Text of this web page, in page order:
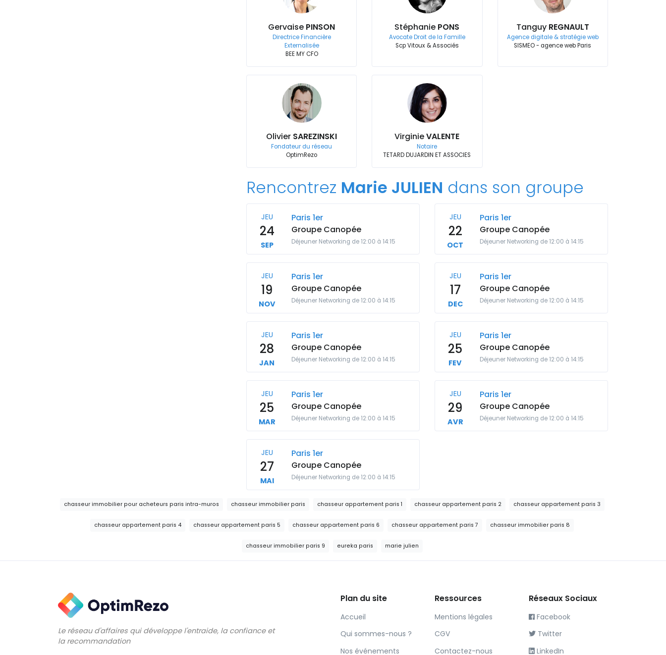
Gervaise PINSON
Directrice Financière
Externalisée
BEE MY CFO
Stéphanie PONS
Avocate Droit de la Famille
Scp Vitoux & Associés
Tanguy REGNAULT
Agence digitale & stratégie web
SISMEO - agence web Paris
Olivier SAREZINSKI
Fondateur du réseau
OptimRezo
VirginieVALENTE
Notaire
TETARD DUJARDIN ET ASSOCIES
Rencontrez Marie JULIEN dans son groupe
JEU
24
SEP
Paris 1er
Groupe Canopée
Déjeuner Networking de 12:00 à 14:15
JEU
22
OCT
Paris 1er
Groupe Canopée
Déjeuner Networking de 12:00 à 14:15
JEU
19
NOV
Paris 1er
Groupe Canopée
Déjeuner Networking de 12:00 à 14:15
JEU
17
DEC
Paris 1er
Groupe Canopée
Déjeuner Networking de 12:00 à 14:15
JEU
28
JAN
Paris 1er
Groupe Canopée
Déjeuner Networking de 12:00 à 14:15
JEU
25
FEV
Paris 1er
Groupe Canopée
Déjeuner Networking de 12:00 à 14:15
JEU
25
MAR
Paris 1er
Groupe Canopée
Déjeuner Networking de 12:00 à 14:15
JEU
29
AVR
Paris 1er
Groupe Canopée
Déjeuner Networking de 12:00 à 14:15
JEU
27
MAI
Paris 1er
Groupe Canopée
Déjeuner Networking de 12:00 à 14:15
chasseur immobilier pour acheteurs paris intra-muros chasseur immobilier paris chasseur appartement paris 1 chasseur appartement paris 2 chasseur appartement paris 3
chasseur appartement paris 4 chasseur appartement paris 5 chasseur appartement paris 6 chasseur appartement paris 7 chasseur immobilier paris 8
chasseur immobilier paris 9 eureka paris marie julien
Le réseau d'affaires qui développe l'entraide, la confiance et
la recommandation
Plan du site
Accueil
Qui sommes-nous ?
Nos événements
Ressources
Mentions légales
CGV
Contactez-nous
Réseaux Sociaux
Facebook
Twitter
LinkedIn